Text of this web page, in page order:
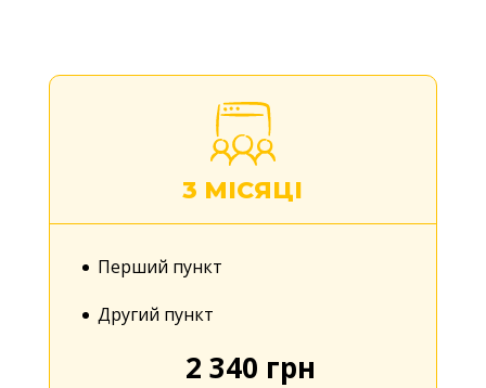
3 МІСЯЦІ
Перший пункт
Другий пункт
2 340 грн